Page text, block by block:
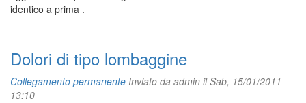
identico a prima .
Dolori di tipo lombaggine
Collegamento permanente Inviato da admin il Sab, 15/01/2011 -
13:10